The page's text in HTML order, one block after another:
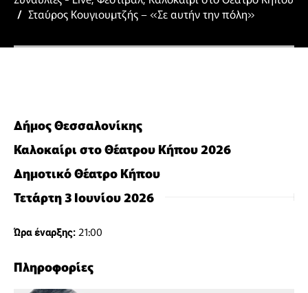
/ Σταύρος Κουγιουμτζής – «Σε αυτήν την πόλη»
Δήμος Θεσσαλονίκης
Καλοκαίρι στο Θέατρου Κήπου 2026
Δημοτικό Θέατρο Κήπου
Τετάρτη 3 Ιουνίου 2026
Ώρα έναρξης: 21:00
Πληροφορίες